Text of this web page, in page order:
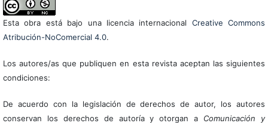
Esta obra está bajo una licencia internacional Creative Commons
Atribución-NoComercial 4.0.
Los autores/as que publiquen en esta revista aceptan las siguientes
condiciones:
De acuerdo con la legislación de derechos de autor, los autores
conservan los derechos de autoría y otorgan a Comunicación y